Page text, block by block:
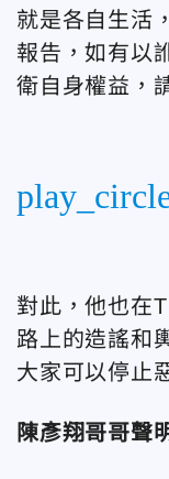
就是各自生活
報告，如有以
衛自身權益，
對此，他也在
路上的造謠和
大家可以停止
陳彥翔哥哥聲